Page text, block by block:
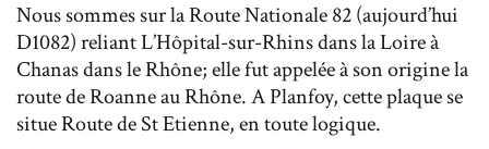
Nous sommes sur la Route Nationale 82 (aujourd’hui
D1082) reliant L’Hôpital-sur-Rhins dans la Loire à
Chanas dans le Rhône; elle fut appelée à son origine la
route de Roanne au Rhône. A Planfoy, cette plaque se
situe Route de St Etienne, en toute logique.